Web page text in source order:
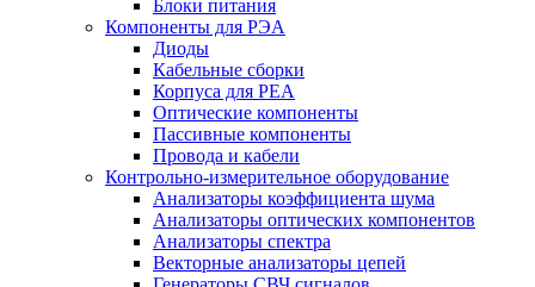
Блоки питания
Компоненты для РЭА
Диоды
Кабельные сборки
Корпуса для РЕА
Оптические компоненты
Пассивные компоненты
Провода и кабели
Контрольно-измерительное оборудование
Анализаторы коэффициента шума
Анализаторы оптических компонентов
Анализаторы спектра
Векторные анализаторы цепей